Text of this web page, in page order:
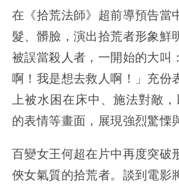
在《拾荒法師》超前導預告當
髮、髒臉，演出拾荒者形象鮮
被誤當殺人者，一開始的大叫
啊！我是想去救人啊！」充份
上被水困在床中、施法對敵
的表情等畫面，展現強烈驚慄
百變女王何超在片中再度突破
俠女氣質的拾荒者。談到電影